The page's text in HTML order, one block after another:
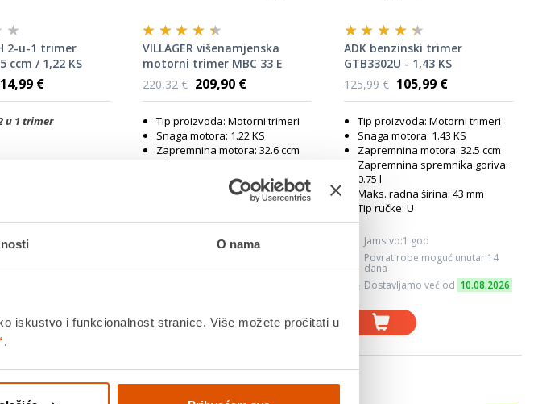
O nama
iskustvo i funkcionalnost stranice. Više možete pročitati u
.
2-u-1 trimer
ccm / 1,22 KS
€
u 1 trimer
god
VILLAGER višenamjenska
motorni trimer MBC 33 E
(32,6cm 0,9kw) 046575
220,32 € 209,90 €
Tip proizvoda: Motorni trimeri
Snaga motora: 1.22 KS
Zapremnina motora: 32.6 ccm
Maks. radna širina: 43 mm
Jamstvo:2 god
dana
ADK benzinski trimer
GTB3302U - 1,43 KS
125,99 € 105,99 €
Tip proizvoda: Motorni trimeri
Snaga motora: 1.43 KS
Zapremnina motora: 32.5 ccm
Zapremnina spremnika goriva:
0.75 l
Maks. radna širina: 43 mm
Tip ručke: U
Jamstvo:1 god
Povrat robe moguć unutar 14
dana
Dostavljamo već od 10.08.2026